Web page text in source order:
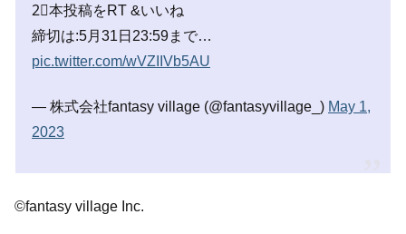
2⃣本投稿をRT &いいね
締切は:5月31日23:59まで…
pic.twitter.com/wVZIIVb5AU
— 株式会社fantasy village (@fantasyvillage_) May 1,
2023
©fantasy village Inc.